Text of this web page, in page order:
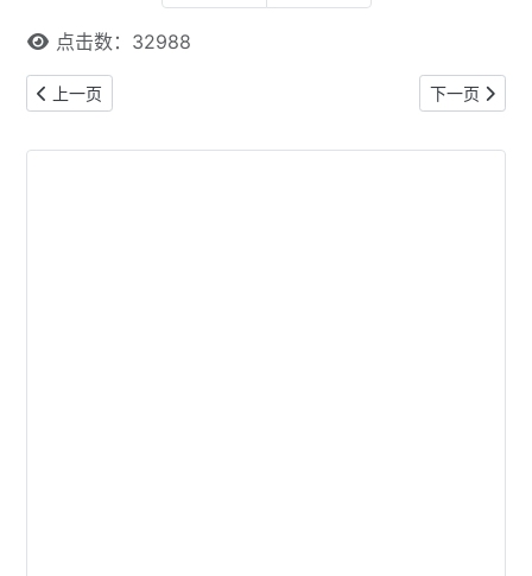
点击数：32988
上一篇文章: 【本网专稿】多伦多周末好去处（2026年5月29日至
上一页 下一篇文章:
下一页